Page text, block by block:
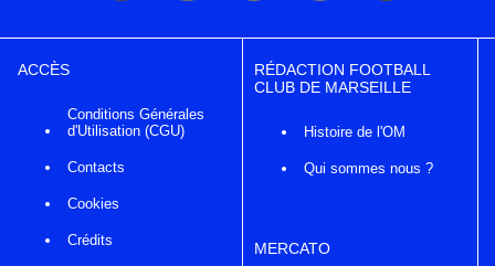
ACCÈS
Conditions Générales
d'Utilisation (CGU)
Contacts
Cookies
Crédits
RÉDACTION FOOTBALL
CLUB DE MARSEILLE
Histoire de l'OM
Qui sommes nous ?
MERCATO